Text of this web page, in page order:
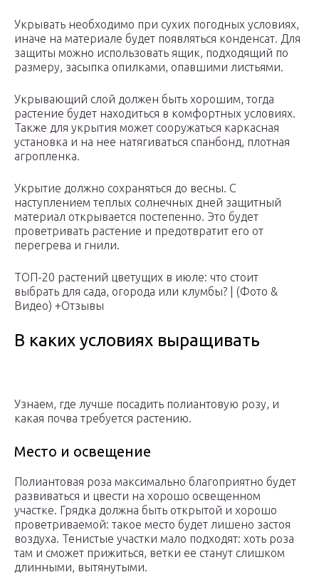
Укрывать необходимо при сухих погодных условиях,
иначе на материале будет появляться конденсат. Для
защиты можно использовать ящик, подходящий по
размеру, засыпка опилками, опавшими листьями.
Укрывающий слой должен быть хорошим, тогда
растение будет находиться в комфортных условиях.
Также для укрытия может сооружаться каркасная
установка и на нее натягиваться спанбонд, плотная
агропленка.
Укрытие должно сохраняться до весны. С
наступлением теплых солнечных дней защитный
материал открывается постепенно. Это будет
проветривать растение и предотвратит его от
перегрева и гнили.
ТОП-20 растений цветущих в июле: что стоит
выбрать для сада, огорода или клумбы? | (Фото &
Видео) +Отзывы
В каких условиях выращивать
Узнаем, где лучше посадить полиантовую розу, и
какая почва требуется растению.
Место и освещение
Полиантовая роза максимально благоприятно будет
развиваться и цвести на хорошо освещенном
участке. Грядка должна быть открытой и хорошо
проветриваемой: такое место будет лишено застоя
воздуха. Тенистые участки мало подходят: хоть роза
там и сможет прижиться, ветки ее станут слишком
длинными, вытянутыми.